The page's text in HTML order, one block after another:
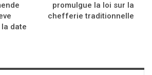
date
promulgue la loi sur la
chefferie traditionnelle